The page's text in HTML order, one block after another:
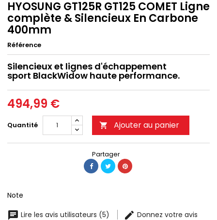
HYOSUNG GT125R GT125 COMET Ligne
complète & Silencieux En Carbone
400mm
Référence
Silencieux et lignes d'échappement
sport BlackWidow haute performance.
494,99 €
Quantité  Ajouter au panier
Partager
Note
Lire les avis utilisateurs (5)
Donnez votre avis